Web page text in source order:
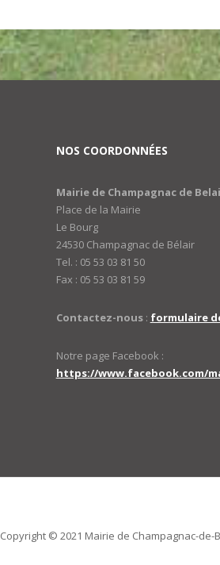
NOS COORDONNÉES
Mairie de Champagnac de
Place de la Mairie
Le Bourg
24530 Champagnac de Bélair
Tel. : 05 53 03 81 50
Fax : 05 53 03 81 59
Contactez-nous: formulaire
Notre page Facebook :
https://www.facebook.com/
Copyright © 2021 Mairie de Champagnac-de-